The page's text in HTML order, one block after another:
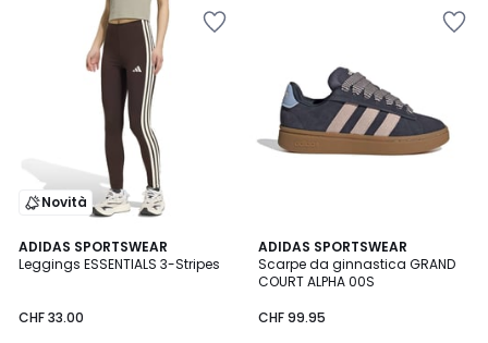
Novità
ADIDAS SPORTSWEAR
Leggings ESSENTIALS 3-Stripes
CHF 33.00
ADIDAS SPORTSWEAR
Scarpe da ginnastica GRAND
COURT ALPHA 00S
CHF 99.95
4.9
/ 5